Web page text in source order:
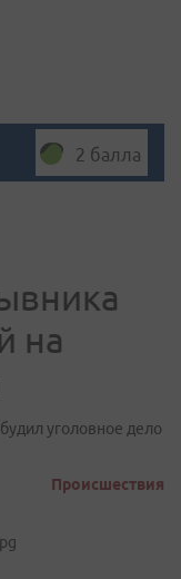
2 балла
на
уголовное дело
Происшествия